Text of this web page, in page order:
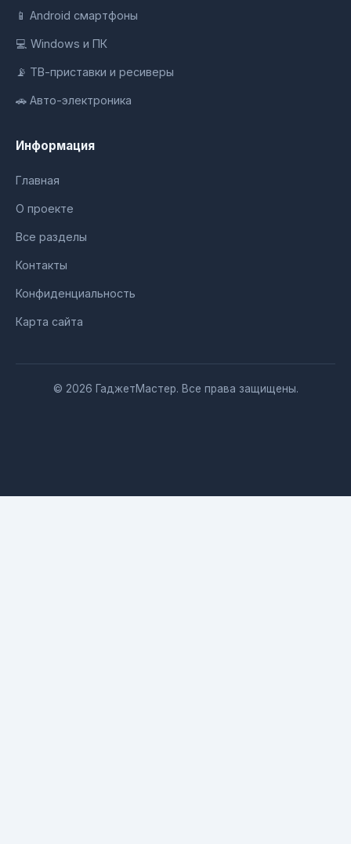
📱 Android смартфоны
💻 Windows и ПК
📡 ТВ-приставки и ресиверы
🚗 Авто-электроника
Информация
Главная
О проекте
Все разделы
Контакты
Конфиденциальность
Карта сайта
© 2026 ГаджетМастер. Все права защищены.